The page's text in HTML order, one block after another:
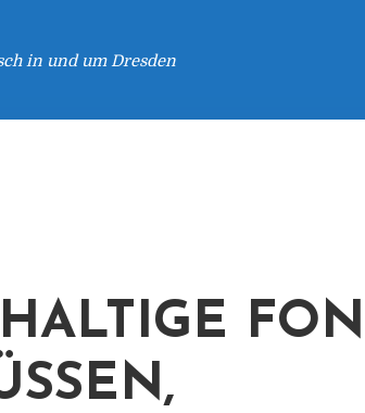
in und um Dresden